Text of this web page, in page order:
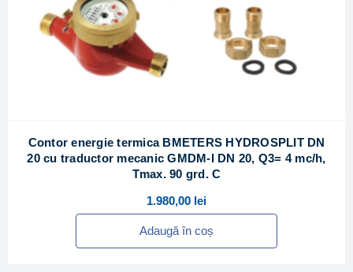
Contor energie termica BMETERS HYDROSPLIT DN
20 cu traductor mecanic GMDM-I DN 20, Q3= 4 mc/h,
Tmax. 90 grd. C
1.980,00 lei
Adaugă în coș